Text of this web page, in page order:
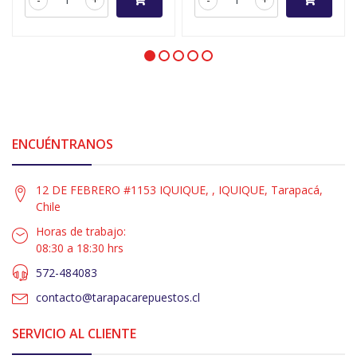
ENCUÉNTRANOS
12 DE FEBRERO #1153 IQUIQUE, , IQUIQUE, Tarapacá,
Chile
Horas de trabajo:
08:30 a 18:30 hrs
572-484083
contacto@tarapacarepuestos.cl
SERVICIO AL CLIENTE